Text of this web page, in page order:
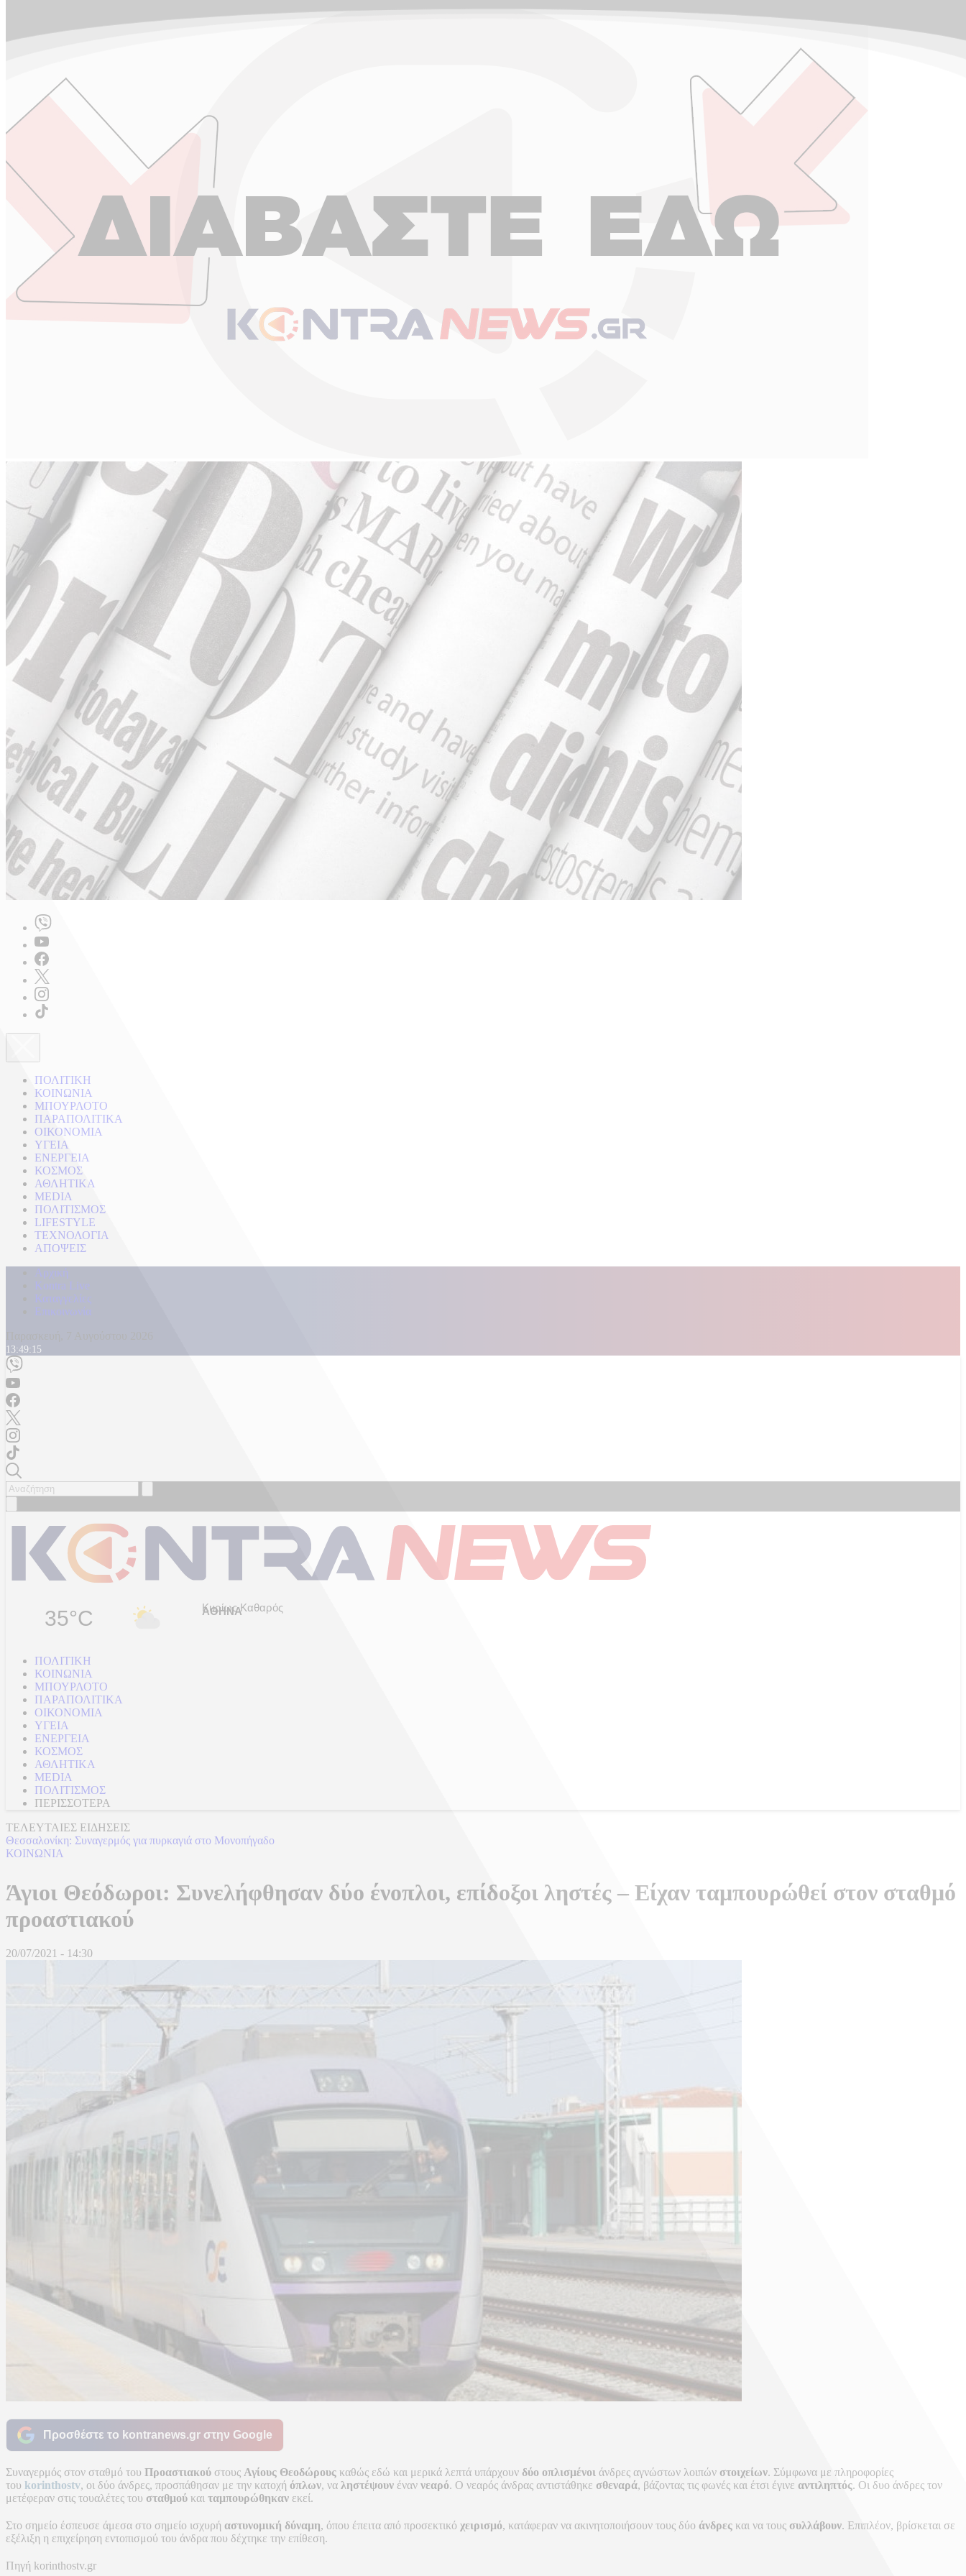
ΠΟΛΙΤΙΚΗ
ΚΟΙΝΩΝΙΑ
ΜΠΟΥΡΛΟΤΟ
ΠΑΡΑΠΟΛΙΤΙΚΑ
ΟΙΚΟΝΟΜΙΑ
ΥΓΕΙΑ
ΕΝΕΡΓΕΙΑ
ΚΟΣΜΟΣ
ΑΘΛΗΤΙΚΑ
MEDIA
ΠΟΛΙΤΙΣΜΟΣ
LIFESTYLE
ΤΕΧΝΟΛΟΓΙΑ
ΑΠΟΨΕΙΣ
Αρχική
Kontra Live
Καταγγελίες
Επικοινωνία
13:49:18
35°C Κυρίως Καθαρός
ΠΟΛΙΤΙΚΗ
ΚΟΙΝΩΝΙΑ
ΜΠΟΥΡΛΟΤΟ
ΠΑΡΑΠΟΛΙΤΙΚΑ
ΟΙΚΟΝΟΜΙΑ
ΥΓΕΙΑ
ΕΝΕΡΓΕΙΑ
ΚΟΣΜΟΣ
ΑΘΛΗΤΙΚΑ
MEDIA
ΠΟΛΙΤΙΣΜΟΣ
ΠΕΡΙΣΣΟΤΕΡΑ
ΤΕΛΕΥΤΑΙΕΣ ΕΙΔΗΣΕΙΣ
Θεσσαλονίκη: Συναγερμός για πυρκαγιά στο Μονοπήγαδο
ΚΟΙΝΩΝΙΑ
Άγιοι Θεόδωροι: Συνελήφθησαν δύο ένοπλοι, επίδοξοι ληστές – Είχαν ταμπουρώθεί στον σταθμό
προαστιακού
20/07/2021 - 14:30
Προσθέστε το kontranews.gr στην Google
Συναγερμός στον σταθμό του Προαστιακού στους Αγίους Θεοδώρους καθώς εδώ και μερικά λεπτά υπάρχουν δύο οπλισμένοι άνδρες αγνώστων λοιπών στοιχείων. Σύμφωνα με πληροφορίες
του korinthostv, οι δύο άνδρες, προσπάθησαν με την κατοχή όπλων, να ληστέψουν έναν νεαρό. Ο νεαρός άνδρας αντιστάθηκε σθεναρά, βάζοντας τις φωνές και έτσι έγινε αντιληπτός. Οι δυο άνδρες τον
μετέφεραν στις τουαλέτες του σταθμού και ταμπουρώθηκαν εκεί.
Στο σημείο έσπευσε άμεσα στο σημείο ισχυρή αστυνομική δύναμη, όπου έπειτα από προσεκτικό χειρισμό, κατάφεραν να ακινητοποιήσουν τους δύο άνδρες και να τους συλλάβουν. Επιπλέον, βρίσκεται σε
εξέλιξη η επιχείρηση εντοπισμού του άνδρα που δέχτηκε την επίθεση.
Πηγή korinthostv.gr